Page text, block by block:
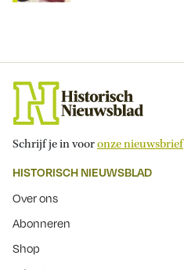
Schrijf je in vooronze nieuwsbrief
HISTORISCH NIEUWSBLAD
Over ons
Abonneren
Shop